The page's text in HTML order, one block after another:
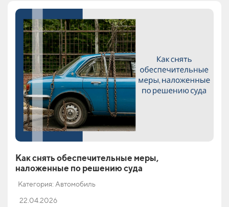
Как снять обеспечительные меры,
наложенные по решению суда
Категория: Автомобиль
22.04.2026